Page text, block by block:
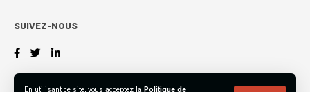
En utilisant ce site, vous acceptez la Politique de
SUIVEZ-NOUS